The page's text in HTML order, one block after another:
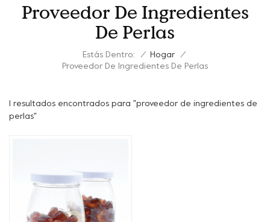
Proveedor De Ingredientes
De Perlas
Estás Dentro: / Hogar
/
Proveedor De Ingredientes De Perlas
1 resultados encontrados para "proveedor de ingredientes de
perlas"